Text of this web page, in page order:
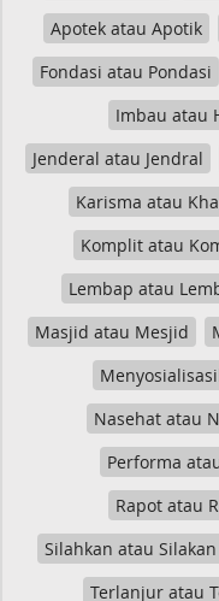
Apotek atau Apotik
Fondasi atau Pondasi
Imbau atau
Jenderal atau Jendral
Karisma atau
Komplit atau
Lembap atau
Masjid atau Mesjid
Nasehat atau
Performa
Rapot atau
Silahkan atau Silakan
Terlanjur atau